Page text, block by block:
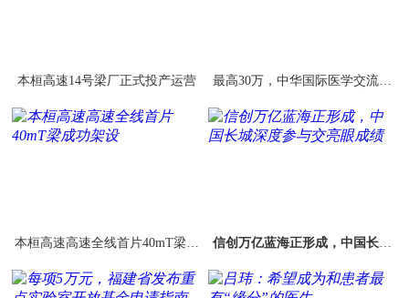
本桓高速14号梁厂正式投产运营
最高30万，中华国际医学交流基
本桓高速高速全线首片40mT梁成
信创万亿蓝海正形成，中国长城